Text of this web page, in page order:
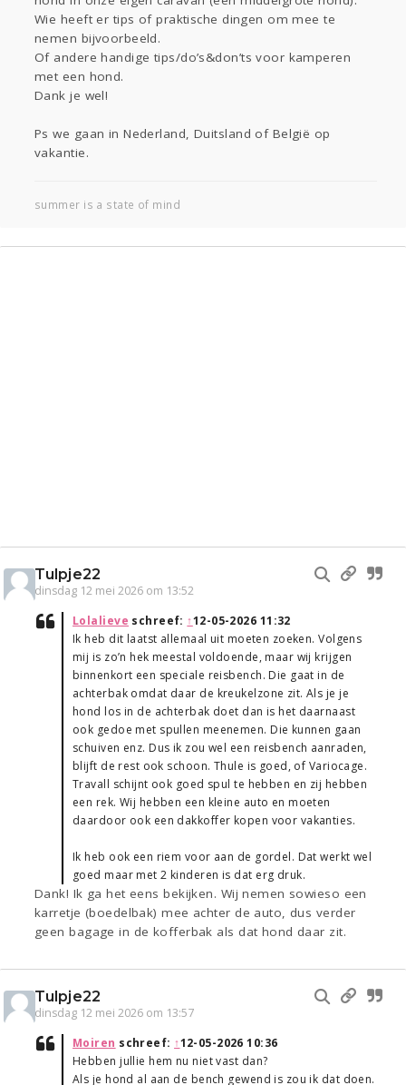
Gevraagd
Horen Doen
Lezen
Wie heeft er tips of praktische dingen om mee te
nemen bijvoorbeeld.
Of andere handige tips/do’s&don’ts voor kamperen
met een hond.
Dank je wel!
Ps we gaan in Nederland, Duitsland of België op
vakantie.
summer is a state of mind
Tulpje22
dinsdag 12 mei 2026 om 13:52
Lolalieve schreef: ↑12-05-2026 11:32
Ik heb dit laatst allemaal uit moeten zoeken. Volgens
mij is zo’n hek meestal voldoende, maar wij krijgen
binnenkort een speciale reisbench. Die gaat in de
achterbak omdat daar de kreukelzone zit. Als je je
hond los in de achterbak doet dan is het daarnaast
ook gedoe met spullen meenemen. Die kunnen gaan
schuiven enz. Dus ik zou wel een reisbench aanraden,
blijft de rest ook schoon. Thule is goed, of Variocage.
Travall schijnt ook goed spul te hebben en zij hebben
een rek. Wij hebben een kleine auto en moeten
daardoor ook een dakkoffer kopen voor vakanties.
Ik heb ook een riem voor aan de gordel. Dat werkt wel
goed maar met 2 kinderen is dat erg druk.
Dank! Ik ga het eens bekijken. Wij nemen sowieso een
karretje (boedelbak) mee achter de auto, dus verder
geen bagage in de kofferbak als dat hond daar zit.
Tulpje22
dinsdag 12 mei 2026 om 13:57
Moiren schreef: ↑12-05-2026 10:36
Hebben jullie hem nu niet vast dan?
Als je hond al aan de bench gewend is zou ik dat doen.